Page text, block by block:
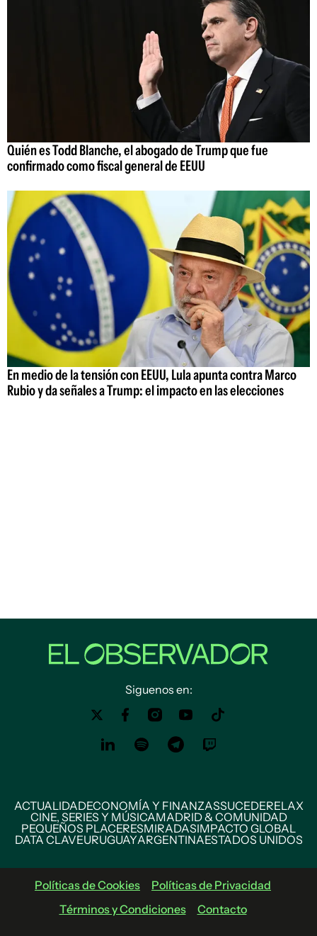
Quién es Todd Blanche, el abogado de Trump que fue
confirmado como fiscal general de EEUU
En medio de la tensión con EEUU, Lula apunta contra Marco
Rubio y da señales a Trump: el impacto en las elecciones
Siguenos en:
ACTUALIDADECONOMÍA Y FINANZASSUCEDERELAX
CINE, SERIES Y MÚSICAMADRID & COMUNIDAD
PEQUEÑOS PLACERESMIRADASIMPACTO GLOBAL
DATA CLAVEURUGUAYARGENTINAESTADOS UNIDOS
Políticas de Cookies
Políticas de Privacidad
Términos y Condiciones
Contacto